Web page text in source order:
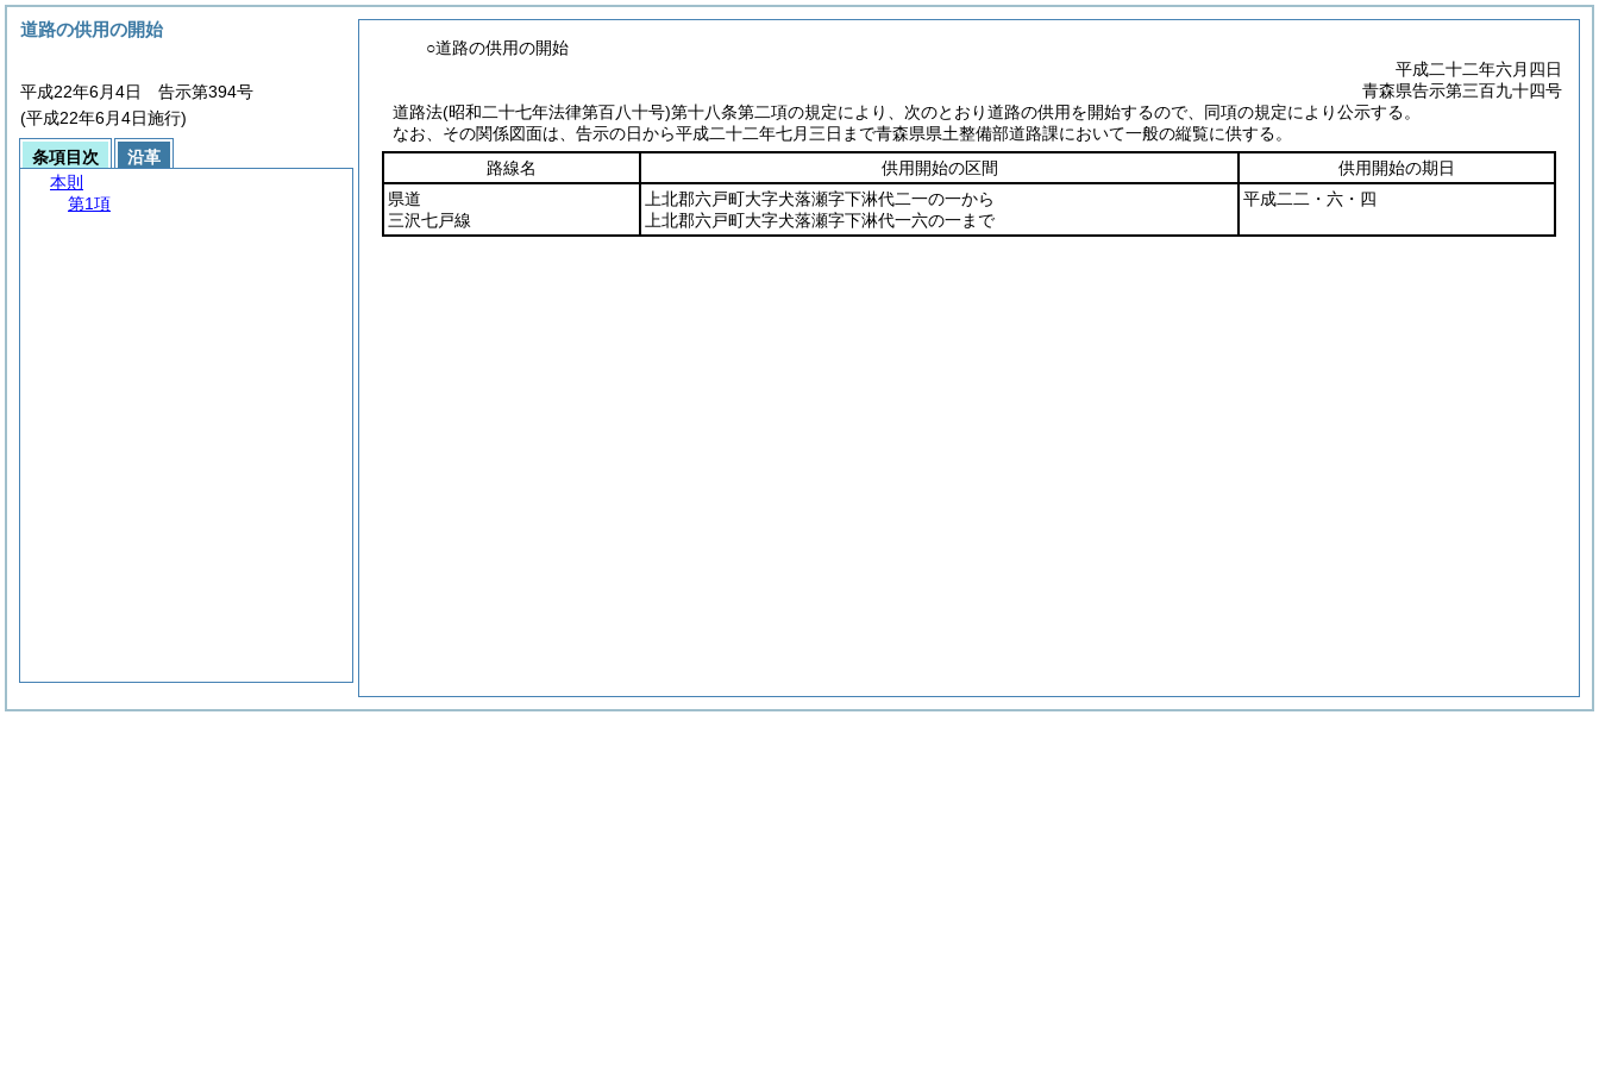
○道路の供用の開始
平成二十二年六月四日
青森県告示第三百九十四号
道路法(昭和二十七年法律第百八十号)第十八条第二項の規定により、次のとおり道路の供用を開始するので、同項の規定により公示する。
なお、その関係図面は、告示の日から平成二十二年七月三日まで青森県県土整備部道路課において一般の縦覧に供する。
路線名
供用開始の区間
供用開始の期日
県道
三沢七戸線
上北郡六戸町大字犬落瀬字下淋代二一の一から
上北郡六戸町大字犬落瀬字下淋代一六の一まで
平成二二・六・四
道路の供用の開始
平成22年6月4日 告示第394号
(平成22年6月4日施行)
条項目次
沿革
本則
第1項